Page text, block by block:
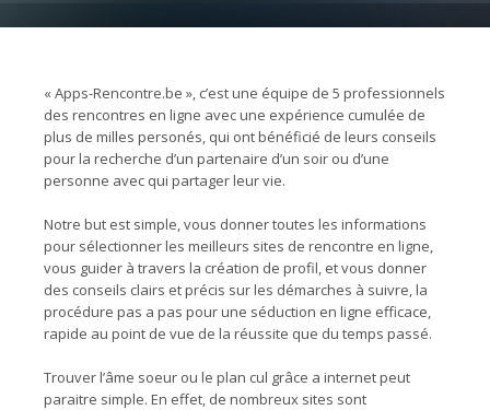
« Apps-Rencontre.be », c’est une équipe de 5 professionnels
des rencontres en ligne avec une expérience cumulée de
plus de milles personés, qui ont bénéficié de leurs conseils
pour la recherche d’un partenaire d’un soir ou d’une
personne avec qui partager leur vie.
Notre but est simple, vous donner toutes les informations
pour sélectionner les meilleurs sites de rencontre en ligne,
vous guider à travers la création de profil, et vous donner
des conseils clairs et précis sur les démarches à suivre, la
procédure pas a pas pour une séduction en ligne efficace,
rapide au point de vue de la réussite que du temps passé.
Trouver l’âme soeur ou le plan cul grâce a internet peut
paraitre simple. En effet, de nombreux sites sont